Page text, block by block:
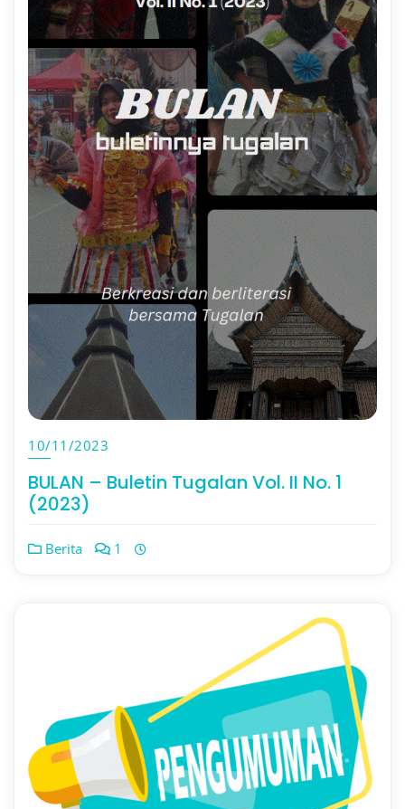
10/11/2023
BULAN – Buletin Tugalan Vol. II No. 1
(2023)
Berita 1